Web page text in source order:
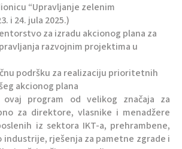
“Upravljanje zelenim
i 24. jula 2025.)
za izradu akcionog plana za
razvojnim projektima u
podršku za realizaciju prioritetnih
akcionog plana
program od velikog značaja za
za direktore, vlasnike i menadžere
iz sektora IKT-a, prehrambene,
industrije, rješenja za pametne zgrade i